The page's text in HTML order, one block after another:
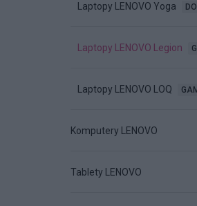
Laptopy LENOVO Yoga
Laptopy LENOVO Legion
Laptopy LENOVO LOQ
Komputery LENOVO
Tablety LENOVO